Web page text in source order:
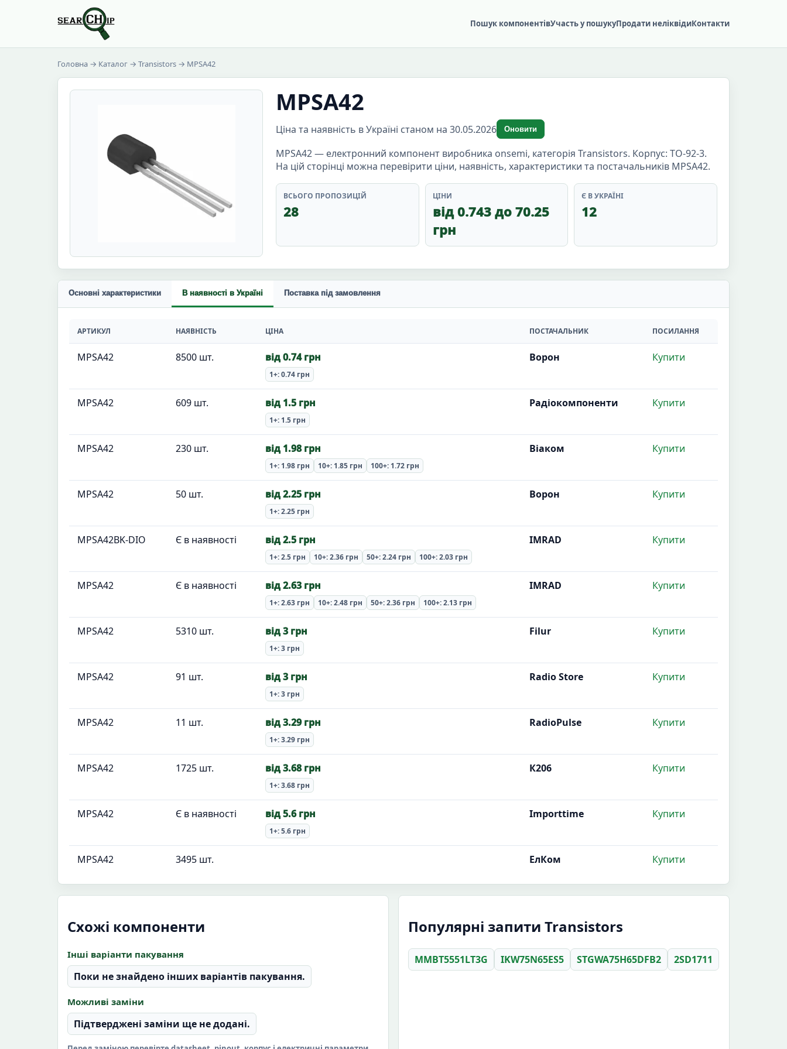
Пошук компонентівУчасть у пошукуПродати неліквідиКонтакти
Головна → Каталог → Transistors → MPSA42
MPSA42
Ціна та наявність в Україні станом на 30.05.2026 Оновити
MPSA42 — електронний компонент виробника onsemi, категорія Transistors. Корпус: TO-92-3.
На цій сторінці можна перевірити ціни, наявність, характеристики та постачальників MPSA42.
ВСЬОГО ПРОПОЗИЦІЙ
28
ЦІНИ
від 0.743 до 70.25
грн
Є В УКРАЇНІ
12
Основні характеристики В наявності в Україні Поставка під замовлення
АРТИКУЛ НАЯВНІСТЬ ЦІНА ПОСТАЧАЛЬНИК ПОСИЛАННЯ
MPSA42 8500 шт. від 0.74 грн
1+: 0.74 грн
Ворон Купити
MPSA42 609 шт. від 1.5 грн
1+: 1.5 грн
Радіокомпоненти Купити
MPSA42 230 шт. від 1.98 грн
1+: 1.98 грн 10+: 1.85 грн 100+: 1.72 грн
Віаком Купити
MPSA42 50 шт. від 2.25 грн
1+: 2.25 грн
Ворон Купити
MPSA42BK-DIO Є в наявності від 2.5 грн
1+: 2.5 грн 10+: 2.36 грн 50+: 2.24 грн 100+: 2.03 грн
IMRAD Купити
MPSA42 Є в наявності від 2.63 грн
1+: 2.63 грн 10+: 2.48 грн 50+: 2.36 грн 100+: 2.13 грн
IMRAD Купити
MPSA42 5310 шт. від 3 грн
1+: 3 грн
Filur Купити
MPSA42 91 шт. від 3 грн
1+: 3 грн
Radio Store Купити
MPSA42 11 шт. від 3.29 грн
1+: 3.29 грн
RadioPulse Купити
MPSA42 1725 шт. від 3.68 грн
1+: 3.68 грн
К206 Купити
MPSA42 Є в наявності від 5.6 грн
1+: 5.6 грн
Importtime Купити
MPSA42 3495 шт. ЕлКом Купити
Схожі компоненти
Інші варіанти пакування
Поки не знайдено інших варіантів пакування.
Можливі заміни
Підтверджені заміни ще не додані.
Популярні запити Transistors
MMBT5551LT3G IKW75N65ES5 STGWA75H65DFB2 2SD1711